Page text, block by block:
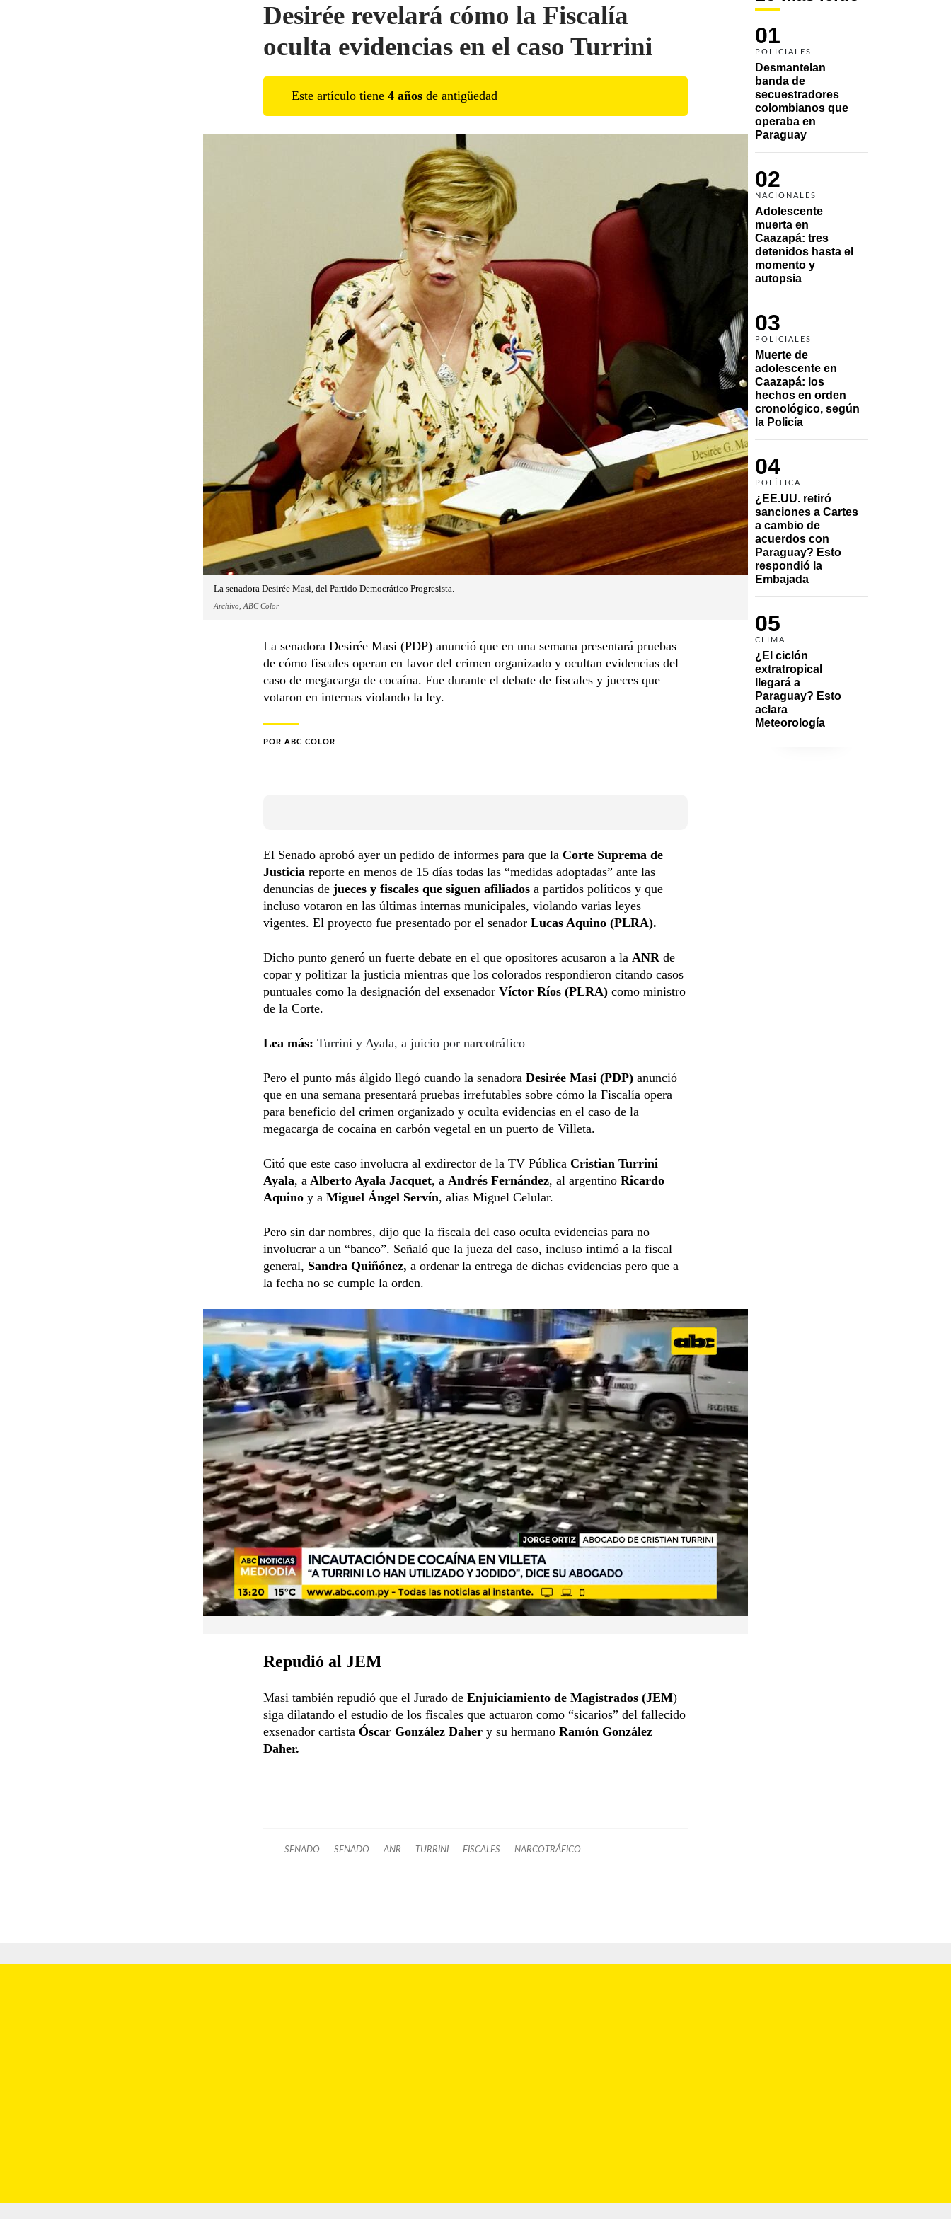
01
POLICIALES
Desmantelan
banda de
secuestradores
colombianos que
operaba en
Paraguay
02
NACIONALES
Adolescente
muerta en
Caazapá: tres
detenidos hasta el
momento y
autopsia
03
POLICIALES
Muerte de
adolescente en
Caazapá: los
hechos en orden
cronológico, según
la Policía
04
POLÍTICA
¿EE.UU. retiró
sanciones a Cartes
a cambio de
acuerdos con
Paraguay? Esto
respondió la
Embajada
05
CLIMA
¿El ciclón
extratropical
llegará a
Paraguay? Esto
aclara
Meteorología
Desirée revelará cómo la Fiscalía
oculta evidencias en el caso Turrini
Este artículo tiene 4 años de antigüedad
La senadora Desirée Masi, del Partido Democrático Progresista.
Archivo, ABC Color
La senadora Desirée Masi (PDP) anunció que en una semana presentará pruebas
de cómo fiscales operan en favor del crimen organizado y ocultan evidencias del
caso de megacarga de cocaína. Fue durante el debate de fiscales y jueces que
votaron en internas violando la ley.
POR ABC COLOR
El Senado aprobó ayer un pedido de informes para que la Corte Suprema de
Justicia reporte en menos de 15 días todas las “medidas adoptadas” ante las
denuncias de jueces y fiscales que siguen afiliados a partidos políticos y que
incluso votaron en las últimas internas municipales, violando varias leyes
vigentes. El proyecto fue presentado por el senador Lucas Aquino (PLRA).
Dicho punto generó un fuerte debate en el que opositores acusaron a la ANR de
copar y politizar la justicia mientras que los colorados respondieron citando casos
puntuales como la designación del exsenador Víctor Ríos (PLRA) como ministro
de la Corte.
Lea más: Turrini y Ayala, a juicio por narcotráfico
Pero el punto más álgido llegó cuando la senadora Desirée Masi (PDP) anunció
que en una semana presentará pruebas irrefutables sobre cómo la Fiscalía opera
para beneficio del crimen organizado y oculta evidencias en el caso de la
megacarga de cocaína en carbón vegetal en un puerto de Villeta.
Citó que este caso involucra al exdirector de la TV Pública Cristian Turrini
Ayala, a Alberto Ayala Jacquet, a Andrés Fernández, al argentino Ricardo
Aquino y a Miguel Ángel Servín, alias Miguel Celular.
Pero sin dar nombres, dijo que la fiscala del caso oculta evidencias para no
involucrar a un “banco”. Señaló que la jueza del caso, incluso intimó a la fiscal
general, Sandra Quiñónez, a ordenar la entrega de dichas evidencias pero que a
la fecha no se cumple la orden.
Repudió al JEM
Masi también repudió que el Jurado de Enjuiciamiento de Magistrados (JEM)
siga dilatando el estudio de los fiscales que actuaron como “sicarios” del fallecido
exsenador cartista Óscar González Daher y su hermano Ramón González
Daher.
SENADO SENADO ANR TURRINI FISCALES NARCOTRÁFICO